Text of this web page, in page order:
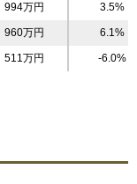
994万円 3.5%
960万円 6.1%
511万円 -6.0%